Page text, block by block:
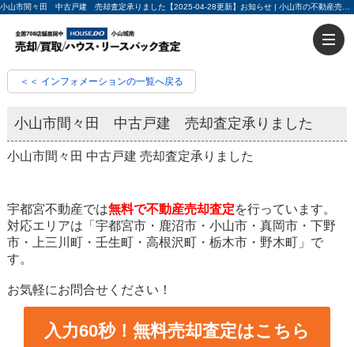
＜＜ インフォメーションの一覧へ戻る
小山市間々田 中古戸建 売却査定承りました
小山市間々田 中古戸建 売却査定承りました
宇都宮不動産では無料で不動産売却査定を行っています。
対応エリアは「宇都宮市・鹿沼市・小山市・真岡市・下野
市・上三川町・壬生町・高根沢町・栃木市・野木町」で
す。
お気軽にお問合せください！
入力60秒！無料売却査定はこちら